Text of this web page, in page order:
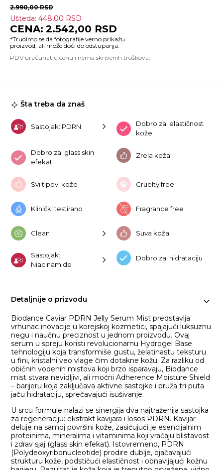
2.990,00RSD
Ušteda: 448,00 RSD
2.542,00 RSD
Šta treba da znaš
Sastojak: PDRN
Dobro za: elastičnost
kože
Dobro za: glass skin
efekat
Zrela koža
Svi tipovi kože Cruelty free
Klinički testirano Fragrance free
Clean Suva koža
Sastojak:
Niacinamide
Dobro za: hidrataciju
Detaljnije o prizvodu
Biodance Caviar PDRN Jelly Serum Mist predstavlja
vrhunac inovacije u korejskoj kozmetici, spajajući luksuznu
negu i naučnu preciznost u jednom proizvodu. Ovaj
serum u spreju koristi revolucionarnu Hydrogel Base
tehnologiju koja transformiše gustu, želatinastu teksturu
u fini, kristalni veo vlage čim dotakne kožu. Za razliku od
običnih vodenih mistova koji brzo isparavaju, Biodance
mist stvara nevidljivi, ali moćni Adherence Moisture Shield
– barijeru koja zaključava aktivne sastojke i pruža tri puta
jaču hidrataciju, sprečavajući isušivanje.
U srcu formule nalazi se sinergija dva najtraženija sastojka
za regeneraciju: ekstrakt kavijara i losos PDRN. Kavijar
deluje na samoj površini kože, zasićujući je esencijalnim
proteinima, mineralima i vitaminima koji vraćaju blistavost
i zdrav sjaj (glass skin efekat). Istovremeno, PDRN
(Polydeoxyribonucleotide) prodire dublje, ojačavajući
strukturu kože, podstičući elastičnost i obnavljajući kožnu